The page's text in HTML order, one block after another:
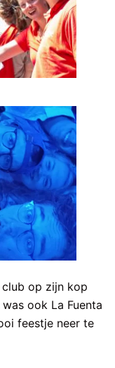
club op zijn kop
ook La Fuenta
feestje neer te